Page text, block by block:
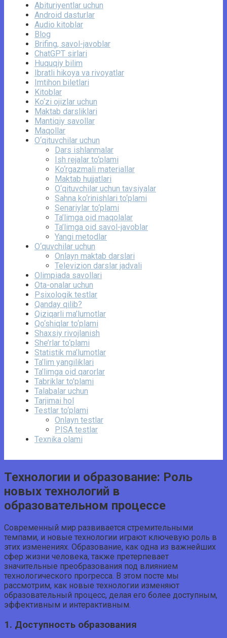
Abituriyentlar uchun
Android dasturlar
Audio kitoblar
Blog
Brifing, savol-javoblar
ChatGPT sirlari
Huquqiy bilim
Ibratli hikoya va rivoyatlar
Imtihon biletlari
Kitoblar
Ko‘zi ojizlar uchun
Maktab darsliklari
Mantiqiy savollar
Maqollar
O‘qituvchilar uchun
Dars ishlanmalar
Ish rejalar to‘plami
Ko‘rgazmali materiallar
Maktab hujjatlari
O‘qituvchilar uchun tavsiyalar
Sahna ko‘rinishlari to‘plami
Senariylar to‘plami
Ta’limga oid maqolalar
Ta’limga oid savol-javoblar
Yangi metodlar
O‘quvchilar uchun
Onlayn maktab darslari
Televizion darslar jadvali
Olimpiada savollari
Ota-onalar uchun
Psixologik testlar
Qanday qilib?
Qiziqarli ma’lumotlar
Qo‘shiqlar to‘plami
Shaxsiy rivojlanish
She’rlar to‘plami
Statistik ma’lumotlar
Ta’lim yangiliklari
Ta’limga oid qarorlar
Tabriklar to'plami
Talabalar uchun
Tarjimai hol
Testlar to‘plami
Onlayn testlar
PISA testlar
Texnika olami
Технологии и образование: Роль
новых технологий в
образовательном процессе
Современный мир развивается стремительными
темпами, и новые технологии играют ключевую роль в
этих изменениях. Образование, как одна из важнейших
сфер жизни человека, также претерпевает
значительные преобразования под влиянием
технологического прогресса. В этом посте мы
рассмотрим, как новые технологии изменяют
образовательный процесс, делая его более доступным,
эффективным и интерактивным.
1. Доступность образования